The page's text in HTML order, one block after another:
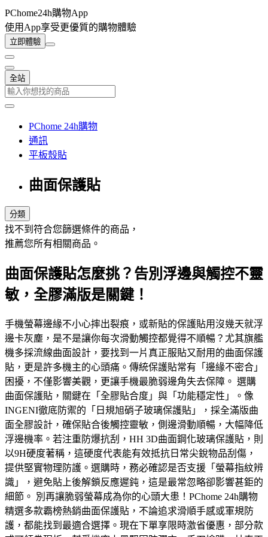
PChome24h購物App
使用App享受更優質的購物體驗
立即體驗
全站
PChome 24h購物
通訊
平板殼貼
曲面保護貼
分類
找不到符合您篩選條件的商品，
推薦您所有相關商品。
曲面保護貼怎麼挑？告別浮邊與觸控不靈
敏，全膠滿版是關鍵！
手機螢幕邊緣不小心摔出裂痕，或新貼的保護貼用沒幾天就浮
邊卡灰塵，是不是讓你每次滑動觸控都覺得不順暢？尤其旗艦
機多採流線曲面設計，要找到一片真正服貼又耐用的曲面保護
貼，更是許多機主的心頭痛。傳統保護貼常有「邊緣不密合」
困擾，不僅影響美觀，更讓手機最脆弱邊角失去保障。 選購
曲面保護貼，關鍵在「全膠貼合度」與「功能穩定性」。像
INGENI徹底防禦的「日規旭硝子玻璃保護貼」，採全滿版曲
面全膠設計，確保貼合後觸控靈敏，側邊滑動順暢，大幅降低
浮邊機率。若注重防爆抗刮，HH 3D曲面鋼化玻璃保護貼，則
以9H硬度著稱，這硬度代表能有效抵抗日常尖銳物品刮傷，
提供堅實物理防護。選購時，務必確認是否支援「螢幕指紋辨
識」，避免貼上後解鎖反應遲鈍，這是最常忽略卻影響甚鉅的
細節。 別再讓脆弱螢幕成為你的心頭大患！PChome 24h購物
精選多款霸榜熱銷曲面保護貼，不論追求滑順手感或軍規防
護，都能找到最適合選擇。現在下單享限時激省優惠，部分款